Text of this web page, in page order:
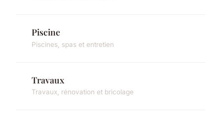
Piscine
Piscines, spas et entretien
Travaux
Travaux, rénovation et bricolage